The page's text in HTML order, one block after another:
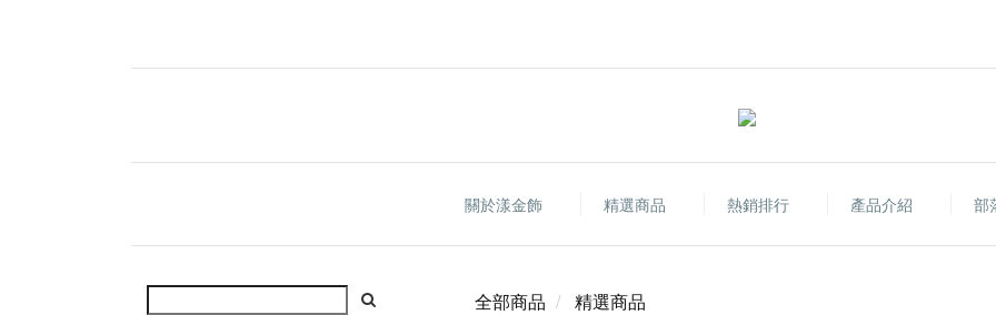
關於漾金飾 精選商品 熱銷排行 產品介紹 部
全部商品 精選商品